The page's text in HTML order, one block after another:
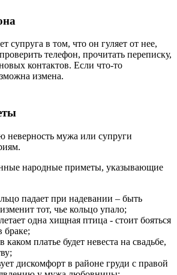
супруга в том, что он гуляет от нее,
телефон, прочитать переписку,
контактов. Если что-то
измена.
неверность мужа или супруги
народные приметы, указывающие
падает при надевании – быть
тот, чье кольцо упало;
одна хищная птица - стоит бояться
браке;
каком платье будет невеста на свадьбе,
дискомфорт в районе груди с правой